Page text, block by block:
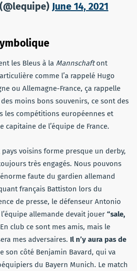
June 14, 2021
les Bleus à la Mannschaftont
comme l’a rappelé Hugo
ou Allemagne-France, ça rappelle
moins bons souvenirs, ce sont des
les compétitions européennes et
capitaine de l’équipe de France.
voisins forme presque un derby,
très engagés. Nous pouvons
faute du gardien allemand
français Battiston lors du
de presse, le défenseur Antonio
allemande devait jouer “sale,
club ce sont mes amis, mais le
mes adversaires. Il n’y aura pas de
son côté Benjamin Bavard, qui va
du Bayern Munich. Le match